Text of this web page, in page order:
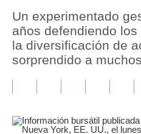
Finanzas Personales
Inmobiliarias
Plus G
Editorial
Un experimentado
años defendiendo
la diversificación de
sorprendido a